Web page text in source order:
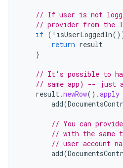
// If user is not
// provider from the
if ( ! isUserLoggedIn
return result
}
// It's possible to
// same app) -- just
result.newRow().apply
add(
// You can
// with the same
// user account
add(